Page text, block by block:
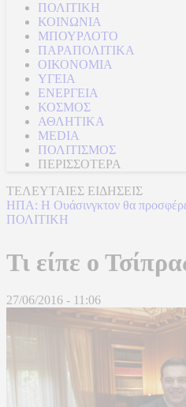
ΠΟΛΙΤΙΚΗ
ΚΟΙΝΩΝΙΑ
ΜΠΟΥΡΛΟΤΟ
ΠΑΡΑΠΟΛΙΤΙΚΑ
ΟΙΚΟΝΟΜΙΑ
ΥΓΕΙΑ
ΕΝΕΡΓΕΙΑ
ΚΟΣΜΟΣ
ΑΘΛΗΤΙΚΑ
MEDIA
ΠΟΛΙΤΙΣΜΟΣ
ΠΕΡΙΣΣΟΤΕΡΑ
ΤΕΛΕΥΤΑΙΕΣ ΕΙΔΗΣΕΙΣ
ΗΠΑ: H Ουάσινγκτον θα
ΠΟΛΙΤΙΚΗ
Τι είπε ο
27/06/2016 - 11:06